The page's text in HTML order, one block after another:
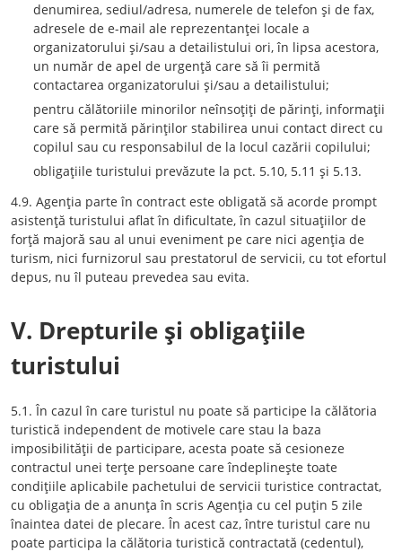
denumirea, sediul/adresa, numerele de telefon şi de fax,
adresele de e-mail ale reprezentanţei locale a
organizatorului şi/sau a detailistului ori, în lipsa acestora,
un număr de apel de urgenţă care să îi permită
contactarea organizatorului şi/sau a detailistului;
pentru călătoriile minorilor neînsoţiţi de părinţi, informaţii
care să permită părinţilor stabilirea unui contact direct cu
copilul sau cu responsabilul de la locul cazării copilului;
obligaţiile turistului prevăzute la pct. 5.10, 5.11 şi 5.13.
4.9. Agenţia parte în contract este obligată să acorde prompt
asistenţă turistului aflat în dificultate, în cazul situaţiilor de
forţă majoră sau al unui eveniment pe care nici agenţia de
turism, nici furnizorul sau prestatorul de servicii, cu tot efortul
depus, nu îl puteau prevedea sau evita.
V. Drepturile şi obligaţiile
turistului
5.1. În cazul în care turistul nu poate să participe la călătoria
turistică independent de motivele care stau la baza
imposibilităţii de participare, acesta poate să cesioneze
contractul unei terţe persoane care îndeplineşte toate
condiţiile aplicabile pachetului de servicii turistice contractat,
cu obligaţia de a anunţa în scris Agenţia cu cel puţin 5 zile
înaintea datei de plecare. În acest caz, între turistul care nu
poate participa la călătoria turistică contractată (cedentul),